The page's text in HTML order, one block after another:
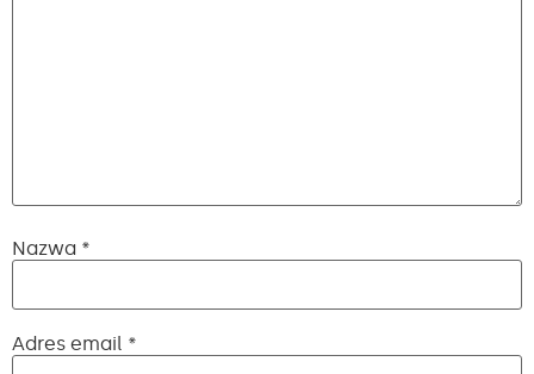
Nazwa *
Adres email *